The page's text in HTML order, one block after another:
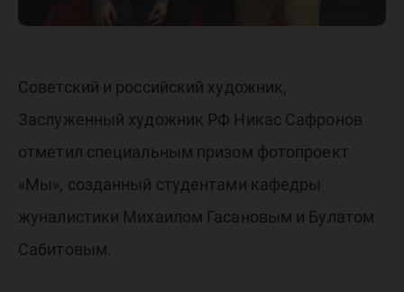
Советский и российский художник,
Заслуженный художник РФ Никас Сафронов
отметил специальным призом фотопроект
«Мы», созданный студентами кафедры
жуналистики Михаилом Гасановым и Булатом
Сабитовым.